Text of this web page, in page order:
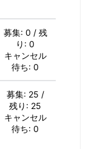
募集: 0 / 残
り: 0
キャンセル
待ち: 0
募集: 25 /
残り: 25
キャンセル
待ち: 0